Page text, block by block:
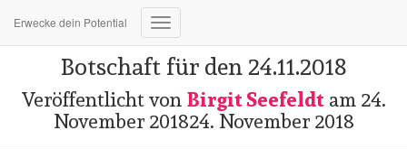
Erwecke dein Potential
Navigation
umschalten
Botschaft für den 24.11.2018
Veröffentlicht vonBirgit Seefeldtam24.
November 201824. November 2018